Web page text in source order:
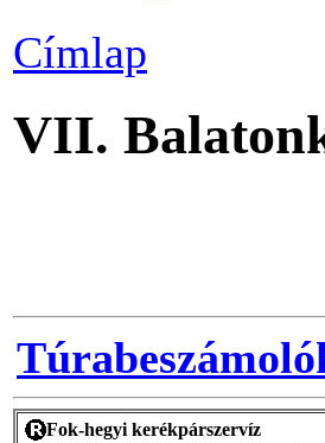
Címlap
VII.
Fok-hegyi kerékpárszervíz